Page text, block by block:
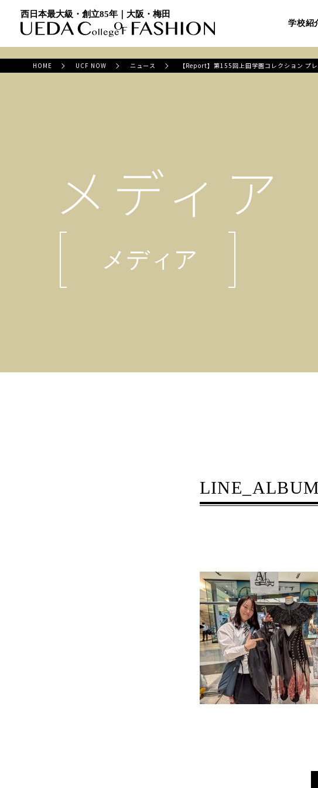
西日本最大級・創立85年｜大阪・梅田
学校紹
HOME UCF NOW ニュース 【Report】第155回上田学園コレクション プ
メディア
メディア